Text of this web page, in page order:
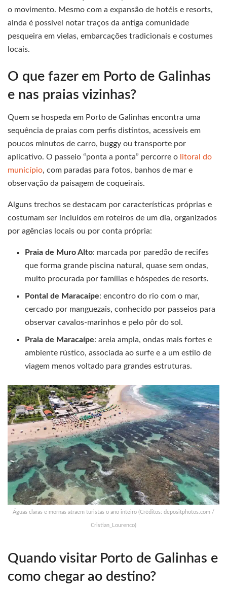
o movimento. Mesmo com a expansão de hotéis e resorts,
ainda é possível notar traços da antiga comunidade
pesqueira em vielas, embarcações tradicionais e costumes
locais.
O que fazer em Porto de Galinhas
e nas praias vizinhas?
Quem se hospeda em Porto de Galinhas encontra uma
sequência de praias com perfis distintos, acessíveis em
poucos minutos de carro, buggy ou transporte por
aplicativo. O passeio “ponta a ponta” percorre o litoral do
município, com paradas para fotos, banhos de mar e
observação da paisagem de coqueirais.
Alguns trechos se destacam por características próprias e
costumam ser incluídos em roteiros de um dia, organizados
por agências locais ou por conta própria:
Praia de Muro Alto: marcada por paredão de recifes
que forma grande piscina natural, quase sem ondas,
muito procurada por famílias e hóspedes de resorts.
Pontal de Maracaípe: encontro do rio com o mar,
cercado por manguezais, conhecido por passeios para
observar cavalos-marinhos e pelo pôr do sol.
Praia de Maracaípe: areia ampla, ondas mais fortes e
ambiente rústico, associada ao surfe e a um estilo de
viagem menos voltado para grandes estruturas.
Águas claras e mornas atraem turistas o ano inteiro (Créditos: depositphotos.com /
Cristian_Lourenco)
Quando visitar Porto de Galinhas e
como chegar ao destino?